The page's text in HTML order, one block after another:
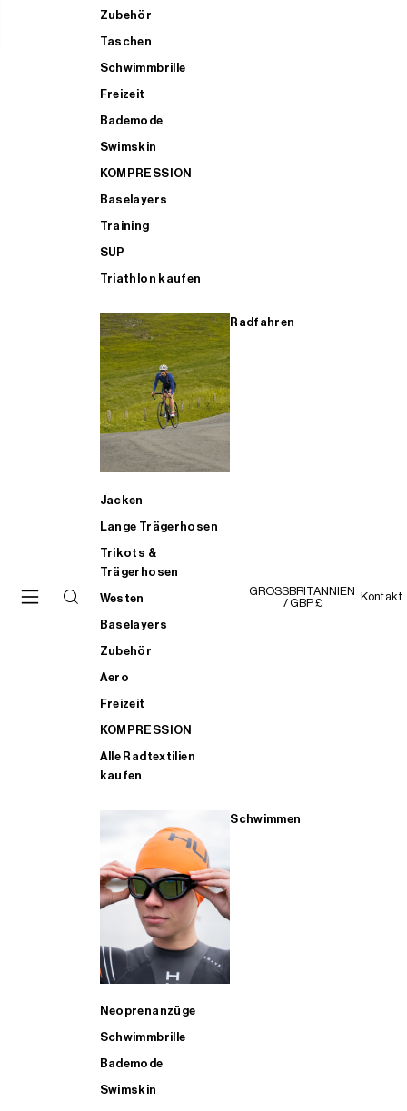
Zubehör
Taschen
Schwimmbrille
Freizeit
Bademode
Swimskin
KOMPRESSION
Baselayers
Training
SUP
Triathlon kaufen
Radfahren
Jacken
Lange Trägerhosen
Trikots &
Trägerhosen
Westen
Baselayers
Zubehör
Aero
Freizeit
KOMPRESSION
Alle Radtextilien
kaufen
Schwimmen
Neoprenanzüge
Schwimmbrille
Bademode
Swimskin
GROSSBRITANNIEN
/ GBP £
Kontakt